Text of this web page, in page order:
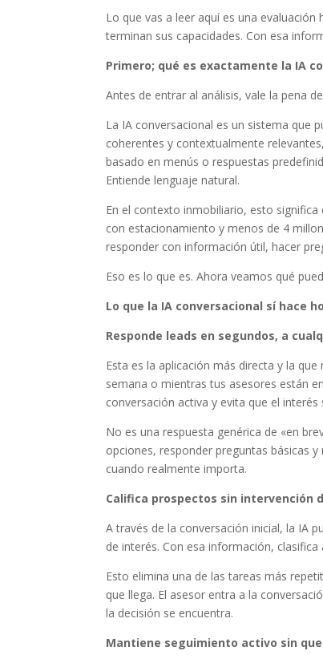
Lo que vas a leer aquí es una
terminan sus capacidades. Con esa
Primero; qué es exactamente la IA
Antes de entrar al análisis, vale la pena
La IA conversacional es un sistema que
coherentes y contextualmente
basado en menús o respuestas
Entiende lenguaje natural.
En el contexto inmobiliario, esto
con estacionamiento y menos de 4
responder con información útil, hacer
Eso es lo que es. Ahora veamos qué
Lo que la IA conversacional sí hace
Responde leads en segundos, a
Esta es la aplicación más directa y la
semana o mientras tus asesores están
conversación activa y evita que el
No es una respuesta genérica de «en
opciones, responder preguntas básicas
cuando realmente importa.
Califica prospectos sin intervención
A través de la conversación inicial, la IA
de interés. Con esa información,
Esto elimina una de las tareas más
que llega. El asesor entra a la
la decisión se encuentra.
Mantiene seguimiento activo sin